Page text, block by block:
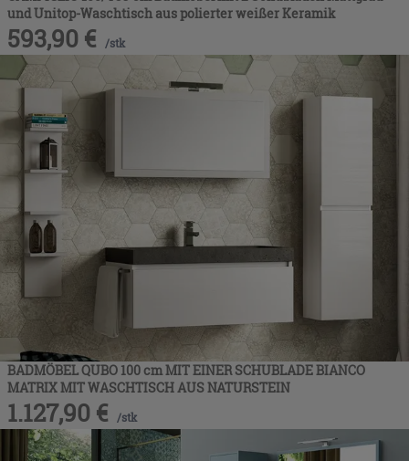
und Unitop-Waschtisch aus polierter weißer Keramik
593,90 € /stk
BADMÖBEL QUBO 100 cm MIT EINER SCHUBLADE BIANCO
MATRIX MIT WASCHTISCH AUS NATURSTEIN
1.127,90 € /stk